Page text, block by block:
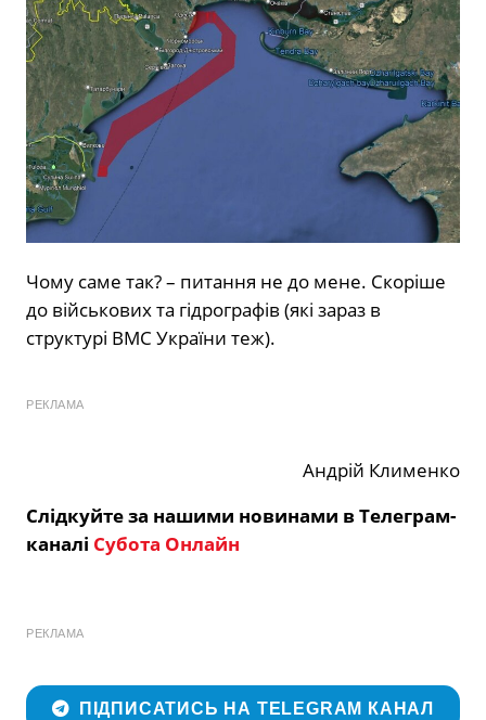
Чому саме так? – питання не до мене. Скоріше
до військових та гідрографів (які зараз в
структурі ВМС України теж).
РЕКЛАМА
Андрій Клименко
Слідкуйте за нашими новинами в Телеграм-
каналі Субота Онлайн
РЕКЛАМА
ПІДПИСАТИСЬ НА TELEGRAM КАНАЛ